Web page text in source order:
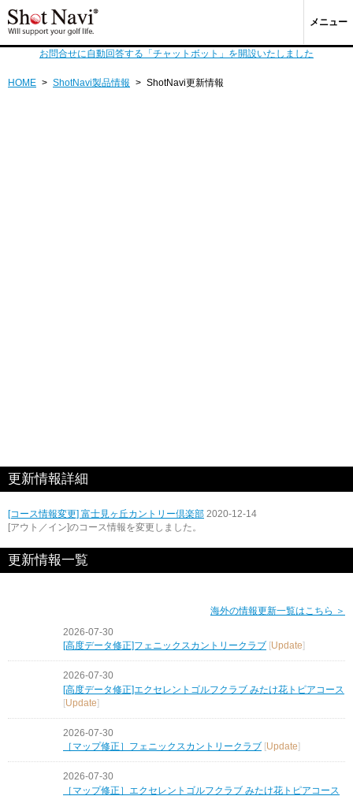
メニュー
お問合せに自動回答する「チャットボット」を開設いたしました
HOME > ShotNavi製品情報 > ShotNavi更新情報
更新情報詳細
[コース情報変更] 富士見ヶ丘カントリー倶楽部 2020-12-14
[アウト／イン]のコース情報を変更しました。
更新情報一覧
海外の情報更新一覧はこちら ＞
2026-07-30
[高度データ修正]フェニックスカントリークラブ
Update
2026-07-30
[高度データ修正]エクセレントゴルフクラブ みたけ花トピアコース
[Update]
2026-07-30
［マップ修正］フェニックスカントリークラブ [Update]
2026-07-30
［マップ修正］エクセレントゴルフクラブ みたけ花トピアコース